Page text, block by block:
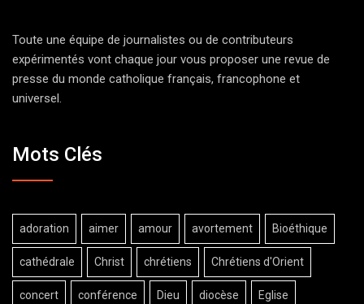
Toute une équipe de journalistes ou de contributeurs
expérimentés vont chaque jour vous proposer une revue de
presse du monde catholique français, francophone et
universel.
Mots Clés
adoration aimer amour avortement Bioéthique
cathédrale Christ chrétiens Chrétiens d'Orient
concert conférence Dieu diocèse Eglise